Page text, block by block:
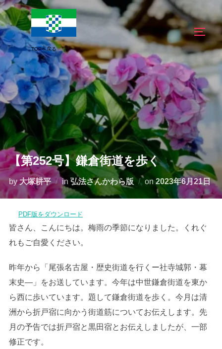
コ
ン
テ
ン
へ
ス
キ
ッ
プ
サイド
【第252号】鎌倉街道を歩く
by大塚耕平 in 弘法さんかわら版 on投
稿
2023年6月21日
PDF版をダウンロード
皆さん、こんにちは。梅雨の季節になりました。くれぐ
れもご自愛ください。
昨年から「尾張名古屋・歴史街道を行くー社寺城郭・幕
末史―」をお送しています。今年は中世鎌倉街道を東か
ら西に歩いています。題して鎌倉街道を歩く。今月は清
洲から折戸宿に向かう街道筋についてお伝えします。先
月の予告では折戸宿と黒田宿とお伝えしましたが、一部
修正です。